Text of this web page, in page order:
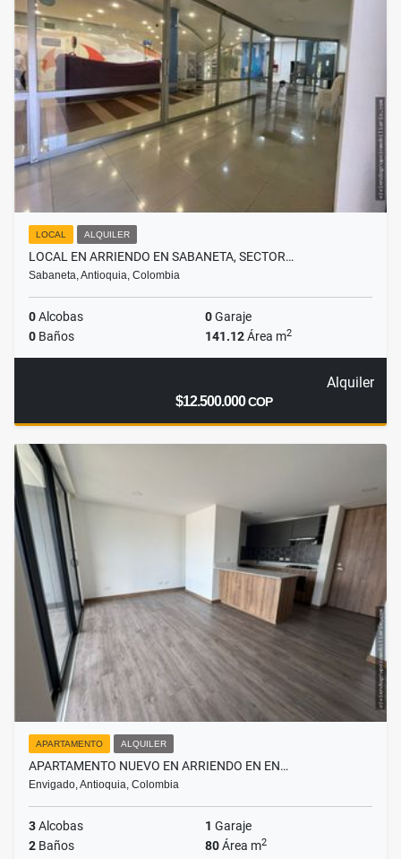
LOCAL ALQUILER
LOCAL EN ARRIENDO EN SABANETA, SECTOR…
Sabaneta, Antioquia, Colombia
0Alcobas 0Garaje
0 Baños 141.12Área m2
Alquiler
$12.500.000COP
APARTAMENTO ALQUILER
APARTAMENTO NUEVO EN ARRIENDO EN EN…
Envigado, Antioquia, Colombia
3Alcobas 1 Garaje
2 Baños 80Área m2